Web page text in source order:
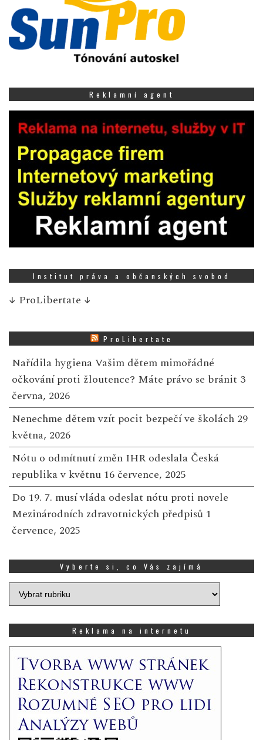
Reklamní agent
Institut práva a občanských svobod
↓ ProLibertate ↓
ProLibertate
Nařídila hygiena Vašim dětem mimořádné
očkování proti žloutence? Máte právo se bránit 3
června, 2026
Nenechme dětem vzít pocit bezpečí ve školách 29
května, 2026
Nótu o odmítnutí změn IHR odeslala Česká
republika v květnu 16 července, 2025
Do 19. 7. musí vláda odeslat nótu proti novele
Mezinárodních zdravotnických předpisů 1
července, 2025
Vyberte si, co Vás zajímá
Vyberte
si,
zajímá
Reklama na internetu